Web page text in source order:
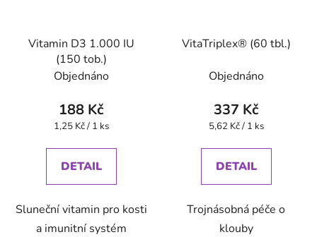
Vitamin D3 1.000 IU
(150 tob.)
Objednáno
188 Kč
Měrná
1,25 Kč / 1 ks
DETAIL
Sluneční vitamin pro kosti
a imunitní systém
VitaTriplex® (60 tbl.)
Objednáno
337 Kč
Měrná
5,62 Kč / 1 ks
DETAIL
Trojnásobná péče o
klouby